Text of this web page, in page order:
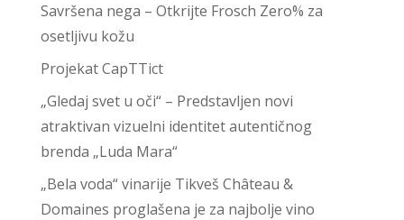
Savršena nega – Otkrijte Frosch Zero% za
osetljivu kožu
Projekat CapTTict
„Gledaj svet u oči“ – Predstavljen novi
atraktivan vizuelni identitet autentičnog
brenda „Luda Mara“
„Bela voda“ vinarije Tikveš Château &
Domaines proglašena je za najbolje vino